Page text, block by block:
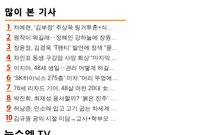
차예련, ‘김부장’ 주상욱 링거투혼+식스팩 비화 “옷 벗는데 아저씨는 안 된다고”(차장금)
원작이 뭐길래‥정해인 강하늘에 장원영까지 참여한 이 영화
장윤정, 김경욱 ‘T팬티’ 발언에 정색 “묻지 않았는데, 그것도 성희롱”(장공장)
차인표 동생 구강암 사망 회상 “마지막 순간 동생 손 잡아준 신애라, 두고두고 고마워” (신애라이프)
이지아, 48세 생일‥관리 어떻게 하길래 놀라운 동안 미모
‘SK하이닉스 275층’ 미자 “머리 뚜껑에서 사, 주식만 안 해도 돈 버는 것”
76세 리차드 기어, 48살 어린 20대 女배우와 로맨스‥허리 감싼 손 포착[할리우드비하인드]
박진희, 최재성 용서할까? ‘붉은 진주’ 오늘(7일) 결말 나온다
허남준, 민소매 입고 고기 굽는 차세계 실존…영케이도 감탄한 팔근육(공케이)
김규원 공익 시절 미담→교사+학부모 추가 미담 속출 “휠체어 탄 아이와 산책도”[종합]